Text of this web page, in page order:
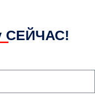
СЕЙЧАС!